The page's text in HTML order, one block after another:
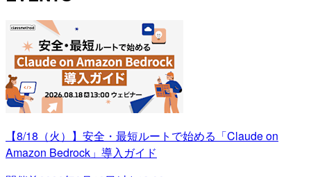
【8/18（火）】安全・最短ルートで始める「Claude on
Amazon Bedrock」導入ガイド